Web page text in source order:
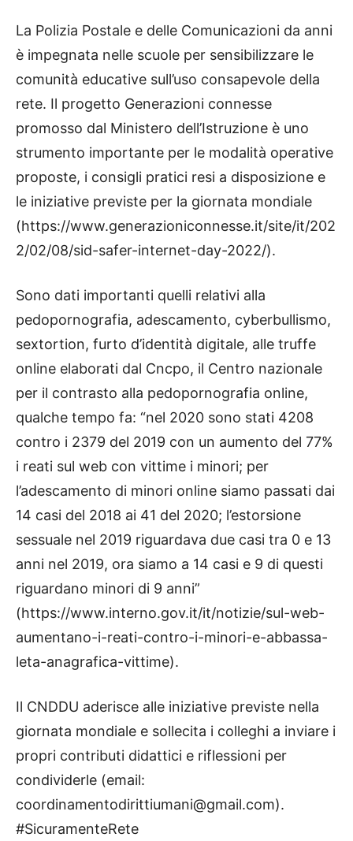
La Polizia Postale e delle Comunicazioni da anni
è impegnata nelle scuole per sensibilizzare le
comunità educative sull’uso consapevole della
rete. Il progetto Generazioni connesse
promosso dal Ministero dell’Istruzione è uno
strumento importante per le modalità operative
proposte, i consigli pratici resi a disposizione e
le iniziative previste per la giornata mondiale
(https://www.generazioniconnesse.it/site/it/202
2/02/08/sid-safer-internet-day-2022/).
Sono dati importanti quelli relativi alla
pedopornografia, adescamento, cyberbullismo,
sextortion, furto d’identità digitale, alle truffe
online elaborati dal Cncpo, il Centro nazionale
per il contrasto alla pedopornografia online,
qualche tempo fa: “nel 2020 sono stati 4208
contro i 2379 del 2019 con un aumento del 77%
i reati sul web con vittime i minori; per
l’adescamento di minori online siamo passati dai
14 casi del 2018 ai 41 del 2020; l’estorsione
sessuale nel 2019 riguardava due casi tra 0 e 13
anni nel 2019, ora siamo a 14 casi e 9 di questi
riguardano minori di 9 anni”
(https://www.interno.gov.it/it/notizie/sul-web-
aumentano-i-reati-contro-i-minori-e-abbassa-
leta-anagrafica-vittime).
Il CNDDU aderisce alle iniziative previste nella
giornata mondiale e sollecita i colleghi a inviare i
propri contributi didattici e riflessioni per
condividerle (email:
coordinamentodirittiumani@gmail.com).
#SicuramenteRete